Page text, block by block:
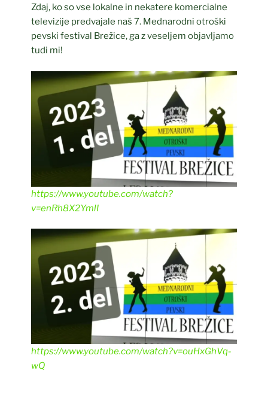
Zdaj, ko so vse lokalne in nekatere komercialne
televizije predvajale naš 7. Mednarodni otroški
pevski festival Brežice, ga z veseljem objavljamo
tudi mi!
https://www.youtube.com/watch?
v=enRh8X2YmlI
https://www.youtube.com/watch?v=ouHxGhVq-
wQ